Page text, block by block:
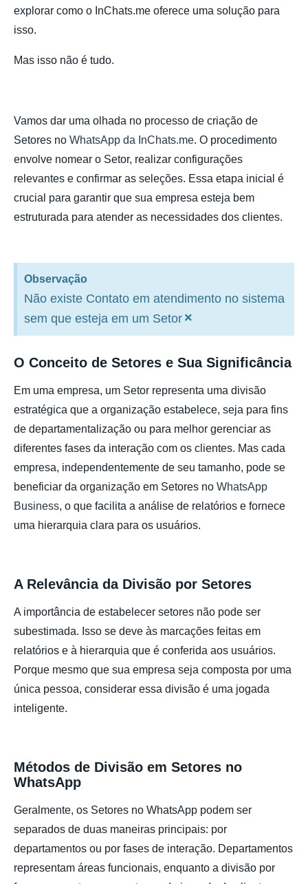
explorar como o InChats.me oferece uma solução para
isso.
Mas isso não é tudo.
Vamos dar uma olhada no processo de criação de
Setores no WhatsApp da InChats.me. O procedimento
envolve nomear o Setor, realizar configurações
relevantes e confirmar as seleções. Essa etapa inicial é
crucial para garantir que sua empresa esteja bem
estruturada para atender as necessidades dos clientes.
Observação
Não existe Contato em atendimento no sistema
sem que esteja em um Setor ×
O Conceito de Setores e Sua Significância
Em uma empresa, um Setor representa uma divisão
estratégica que a organização estabelece, seja para fins
de departamentalização ou para melhor gerenciar as
diferentes fases da interação com os clientes. Mas cada
empresa, independentemente de seu tamanho, pode se
beneficiar da organização em Setores no WhatsApp
Business, o que facilita a análise de relatórios e fornece
uma hierarquia clara para os usuários.
A Relevância da Divisão por Setores
A importância de estabelecer setores não pode ser
subestimada. Isso se deve às marcações feitas em
relatórios e à hierarquia que é conferida aos usuários.
Porque mesmo que sua empresa seja composta por uma
única pessoa, considerar essa divisão é uma jogada
inteligente.
Métodos de Divisão em Setores no
WhatsApp
Geralmente, os Setores no WhatsApp podem ser
separados de duas maneiras principais: por
departamentos ou por fases de interação. Departamentos
representam áreas funcionais, enquanto a divisão por